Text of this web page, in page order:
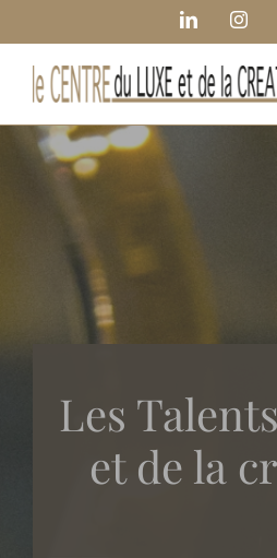
au
contenu
LinkedIn
Les
et de la
Panneau de gestion des cookies